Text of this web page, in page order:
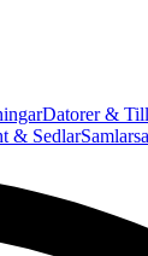
Datorer &
& Sedlar